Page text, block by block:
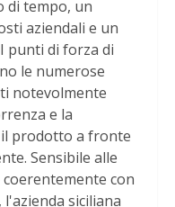
di tempo, un
aziendali e un
punti di forza di
le numerose
notevolmente
e la
prodotto a fronte
Sensibile alle
con
siciliana